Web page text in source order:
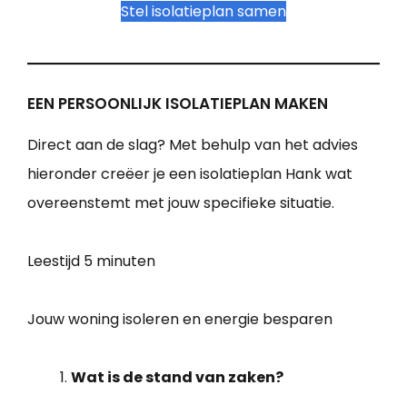
Stel isolatieplan samen
EEN PERSOONLIJK ISOLATIEPLAN MAKEN
Direct aan de slag? Met behulp van het advies
hieronder creëer je een isolatieplan Hank wat
overeenstemt met jouw specifieke situatie.
Leestijd 5 minuten
Jouw woning isoleren en energie besparen
Wat is de stand van zaken?